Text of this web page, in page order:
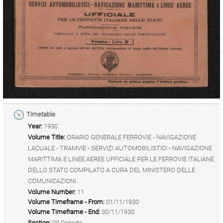
Timetable
Year: 1930
Volume Title: ORARIO GENERALE FERROVIE - NAVIGAZIONE
LACUALE - TRAMVIE - SERVIZI AUTOMOBILISTICI - NAVIGAZIONE
MARITTIMA E LINEE AEREE UFFICIALE PER LE FERROVIE ITALIANE
DELLO STATO COMPILATO A CURA DEL MINISTERO DELLE
COMUNICAZIONI
Volume Number: 11
Volume Timeframe - From: 01/11/1930
Volume Timeframe - End: 30/11/1930